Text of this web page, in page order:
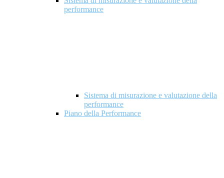
performance
Sistema di misurazione e valutazione della
performance
Piano della Performance